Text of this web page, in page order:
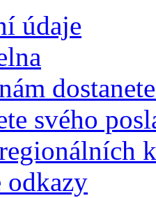
údaje
svého
odkazy